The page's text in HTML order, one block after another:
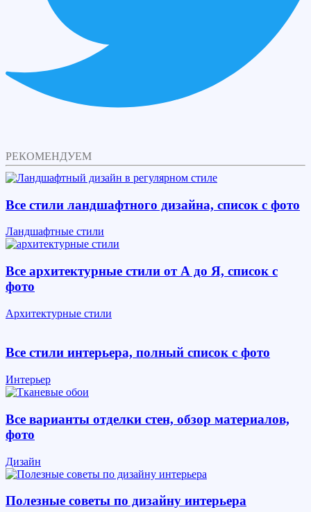
РЕКОМЕНДУЕМ
Все стили ландшафтного дизайна, список с фото
Ландшафтные стили
Все архитектурные стили от А до Я, список с
фото
Архитектурные стили
Все стили интерьера, полный список с фото
Интерьер
Все варианты отделки стен, обзор материалов,
фото
Дизайн
Полезные советы по дизайну интерьера